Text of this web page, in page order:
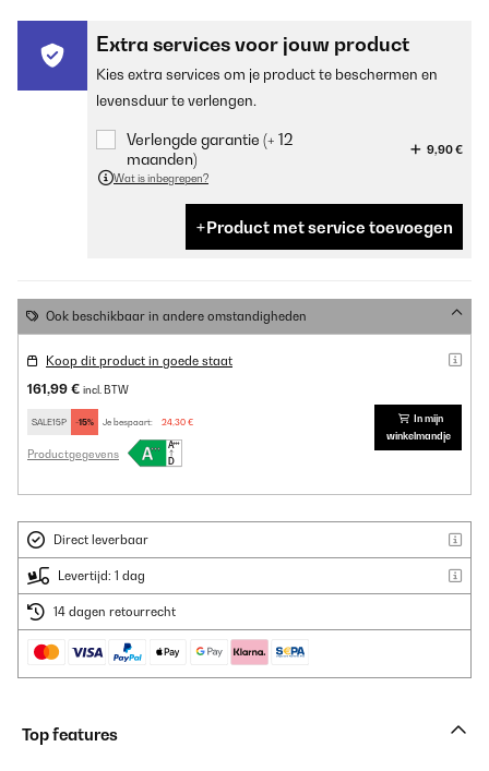
Extra services voor jouw product
Kies extra services om je product te beschermen en
levensduur te verlengen.
Verlengde garantie (+ 12
maanden)
9,90 €
Wat is inbegrepen?
Product met service toevoegen
Ook beschikbaar in andere omstandigheden
Koop dit product in goede staat
161,99 € incl. BTW
SALE15P -15% Je bespaart: 24,30 €
Productgegevens
In mijn
winkelmandje
Direct leverbaar
Levertijd: 1 dag
14 dagen retourrecht
Top features